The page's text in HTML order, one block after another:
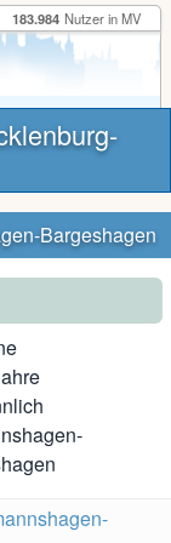
183.984 Nutzer in MV
Bargeshagen